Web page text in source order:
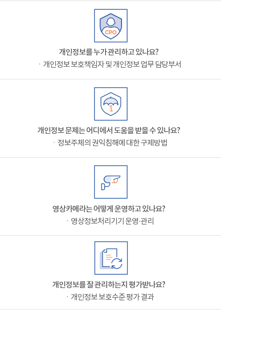
개인정보를 누가 관리하고 있나요?
ㆍ개인정보 보호책임자 및 개인정보 업무 담당부서
개인정보 문제는 어디에서 도움을 받을 수 있나요?
ㆍ정보주체의 권익침해에 대한 구제방법
영상카메라는 어떻게 운영하고 있나요?
ㆍ영상정보처리기기 운영·관리
개인정보를 잘 관리하는지 평가받나요?
ㆍ개인정보 보호수준 평가 결과